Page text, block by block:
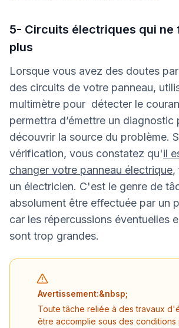
5- Circuits électriques qui ne
plus
Lorsque vous avez des doutes
des circuits de votre panneau,
multimètre pour détecter le
permettra d’émettre un diagnostic
découvrir la source du problème.
vérification, vous constatez qu'il
changer votre panneau électrique,
un électricien. C'est le genre de
absolument être effectuée par un
car les répercussions éventuelles
sont trop grandes.
Avertissement:&nbsp;
Toute tâche reliée à des travaux
être accomplie sous des conditions